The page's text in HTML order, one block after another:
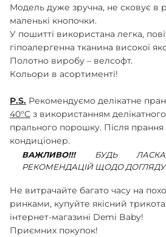
Модель дуже зручна, не сковує в
маленькі кнопочки.
У пошитті використана легка,
гіпоалергенна тканина високої
Полотно виробу – велсофт.
Кольори в асортименті!
P.S. Рекомендуємо делікатне
40°C з використанням
прального порошку. Після
кондиціонер.
ВАЖЛИВО!!!БУДЬ ЛАСКА,
РЕКОМЕНДАЦІЙ ЩОДО
Не витрачайте багато часу на
ринками, купуйте якісний
інтернет-магазині Demi Baby!
Приємних покупок!
ЧОЛОВІЧКИ СЛІПИ
ШАПОЧКИ
ШТАНЦІ
ПОВЗУНКИ
ШАПКИ ПОВ'ЯЗКИ